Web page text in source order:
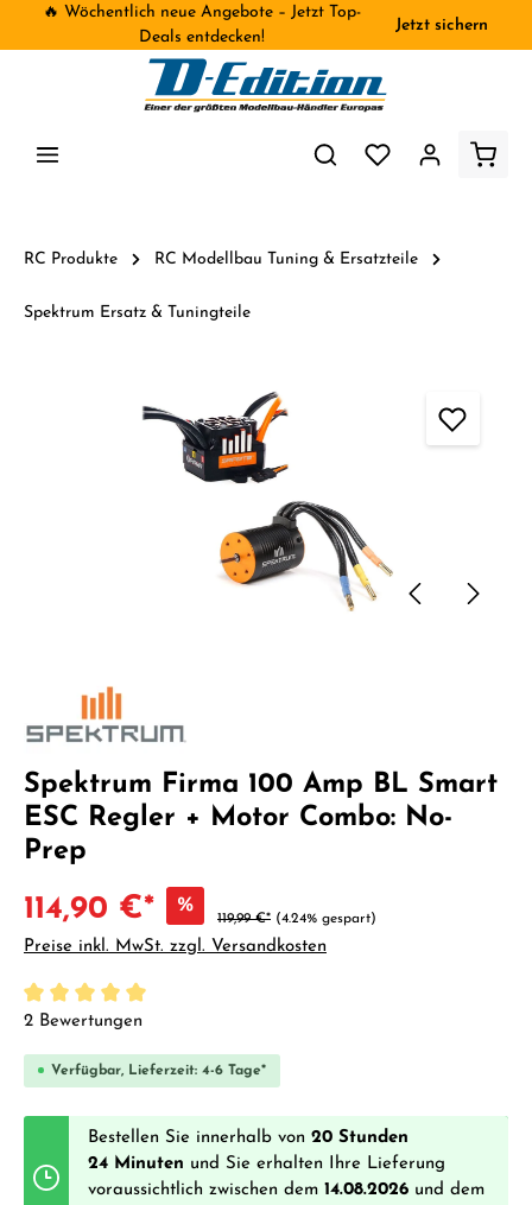
🔥 Wöchentlich neue Angebote – Jetzt Top-
Deals entdecken!
Jetzt sichern
RC Produkte RC Modellbau Tuning & Ersatzteile
Spektrum Ersatz & Tuningteile
Spektrum Firma 100 Amp BL Smart
ESC Regler + Motor Combo: No-
Prep
114,90 €* %
119,99 €* (4.24% gespart)
Preise inkl. MwSt. zzgl. Versandkosten
Durchschnittliche Bewertung von 5 von 5 Sternen
2 Bewertungen
Verfügbar, Lieferzeit: 4-6 Tage*
Bestellen Sie innerhalb von 20 Stunden
24 Minuten und Sie erhalten Ihre Lieferung
voraussichtlich zwischen dem 14.08.2026 und dem